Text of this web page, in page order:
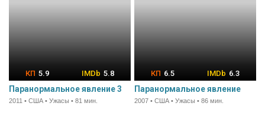
5.9 5.8
Паранормальное явление 3
2011 • США • Ужасы • 81 мин.
6.5 6.3
Паранормальное явление
2007 • США • Ужасы • 86 мин.